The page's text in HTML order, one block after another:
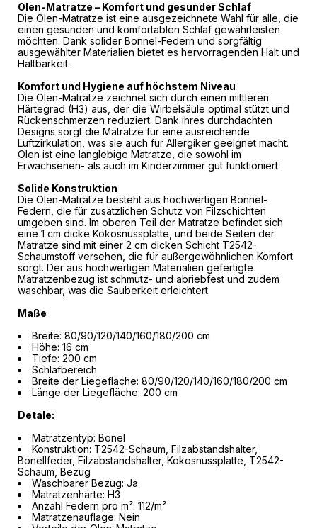
Olen-Matratze – Komfort und gesunder Schlaf
Die Olen-Matratze ist eine ausgezeichnete Wahl für alle, die
einen gesunden und komfortablen Schlaf gewährleisten
möchten. Dank solider Bonnel-Federn und sorgfältig
ausgewählter Materialien bietet es hervorragenden Halt und
Haltbarkeit.
Komfort und Hygiene auf höchstem Niveau
Die Olen-Matratze zeichnet sich durch einen mittleren
Härtegrad (H3) aus, der die Wirbelsäule optimal stützt und
Rückenschmerzen reduziert. Dank ihres durchdachten
Designs sorgt die Matratze für eine ausreichende
Luftzirkulation, was sie auch für Allergiker geeignet macht.
Olen ist eine langlebige Matratze, die sowohl im
Erwachsenen- als auch im Kinderzimmer gut funktioniert.
Solide Konstruktion
Die Olen-Matratze besteht aus hochwertigen Bonnel-
Federn, die für zusätzlichen Schutz von Filzschichten
umgeben sind. Im oberen Teil der Matratze befindet sich
eine 1 cm dicke Kokosnussplatte, und beide Seiten der
Matratze sind mit einer 2 cm dicken Schicht T2542-
Schaumstoff versehen, die für außergewöhnlichen Komfort
sorgt. Der aus hochwertigen Materialien gefertigte
Matratzenbezug ist schmutz- und abriebfest und zudem
waschbar, was die Sauberkeit erleichtert.
Maße
Breite: 80/90/120/140/160/180/200 cm
Höhe: 16 cm
Tiefe: 200 cm
Schlafbereich
Breite der Liegefläche: 80/90/120/140/160/180/200 cm
Länge der Liegefläche: 200 cm
Detale:
Matratzentyp: Bonel
Konstruktion: T2542-Schaum, Filzabstandshalter,
Bonellfeder, Filzabstandshalter, Kokosnussplatte, T2542-
Schaum, Bezug
Waschbarer Bezug: Ja
Matratzenhärte: H3
Anzahl Federn pro m²: 112/m²
Matratzenauflage: Nein